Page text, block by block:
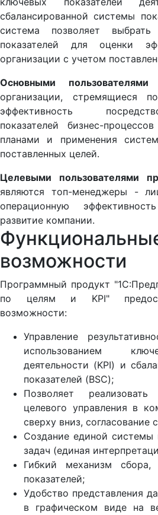
сбалансированной системы
система позволяет
показателей для оценки
организации с учетом
Основными пользователями
организации, стремящиеся
эффективность
показателей бизнес-
планами и применения
поставленных целей.
Целевыми пользователями
являются топ-менеджеры -
операционную
развитие компании.
возможности
Программный продукт
по целям и KPI"
возможности:
Управление
использованием
деятельности (KPI) и
показателей (BSC);
Позволяет
целевого управления в
сверху вниз, согласование
Создание единой системы
задач (единая
Гибкий механизм
показателей;
Удобство представления
в графическом виде на